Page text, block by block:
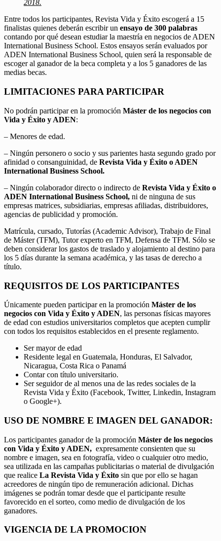
2018.
Entre todos los participantes, Revista Vida y Éxito escogerá a 15
finalistas quienes deberán escribir un ensayo de 300 palabras
contando por qué desean estudiar la maestría en negocios de ADEN
International Business School. Estos ensayos serán evaluados por
ADEN International Business School, quien será la responsable de
escoger al ganador de la beca completa y a los 5 ganadores de las
medias becas.
LIMITACIONES PARA PARTICIPAR
No podrán participar en la promoción Máster de los negocios con
Vida y Éxito y ADEN:
– Menores de edad.
– Ningún personero o socio y sus parientes hasta segundo grado por
afinidad o consanguinidad, de Revista Vida y Éxito o ADEN
International Business School.
– Ningún colaborador directo o indirecto de Revista Vida y Éxito o
ADEN International Business School, ni de ninguna de sus
empresas matrices, subsidiarias, empresas afiliadas, distribuidores,
agencias de publicidad y promoción.
Matrícula, cursado, Tutorías (Academic Advisor), Trabajo de Final
de Máster (TFM), Tutor experto en TFM, Defensa de TFM. Sólo se
deben considerar los gastos de traslado y alojamiento al destino para
los 5 días durante la semana académica, y las tasas de derecho a
título.
REQUISITOS DE LOS PARTICIPANTES
Únicamente pueden participar en la promoción Máster de los
negocios con Vida y Éxito y ADEN, las personas físicas mayores
de edad con estudios universitarios completos que acepten cumplir
con todos los requisitos establecidos en el presente reglamento.
Ser mayor de edad
Residente legal en Guatemala, Honduras, El Salvador,
Nicaragua, Costa Rica o Panamá
Contar con título universitario.
Ser seguidor de al menos una de las redes sociales de la
Revista Vida y Éxito (Facebook, Twitter, Linkedin, Instagram
o Google+).
USO DE NOMBRE E IMAGEN DEL GANADOR:
Los participantes ganador de la promoción Máster de los negocios
con Vida y Éxito y ADEN, expresamente consienten que su
nombre e imagen, sea en fotografía, video o cualquier otro medio,
sea utilizada en las campañas publicitarias o material de divulgación
que realice La Revista Vida y Éxito sin que por ello se hagan
acreedores de ningún tipo de remuneración adicional. Dichas
imágenes se podrán tomar desde que el participante resulte
favorecido en el sorteo, como medio de divulgación de los
ganadores.
VIGENCIA DE LA PROMOCION